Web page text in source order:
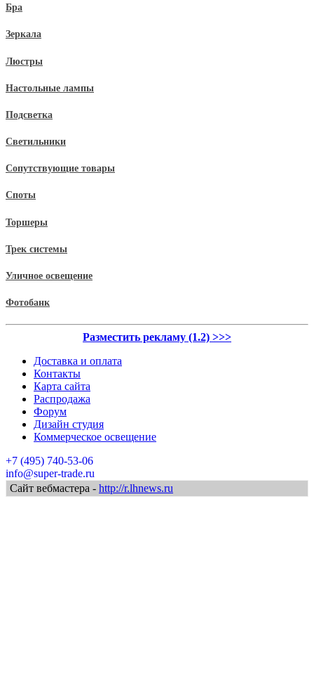
Бра
Зеркала
Люстры
Настольные лампы
Подсветка
Светильники
Сопутствующие товары
Споты
Торшеры
Трек системы
Уличное освещение
Фотобанк
Разместить рекламу (1.2) >>>
Доставка и оплата
Контакты
Карта сайта
Распродажа
Форум
Дизайн студия
Коммерческое освещение
+7 (495) 740-53-06
info@super-trade.ru
Сайт вебмастера - http://r.lhnews.ru